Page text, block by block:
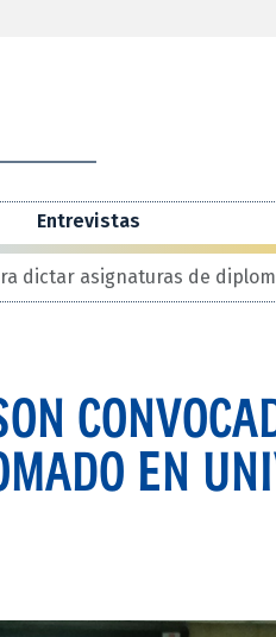
Entrevistas
dictar asignaturas de
EN